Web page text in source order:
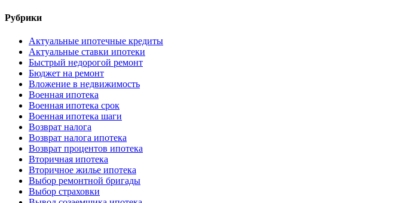
Рубрики
Актуальные ипотечные кредиты
Актуальные ставки ипотеки
Быстрый недорогой ремонт
Бюджет на ремонт
Вложение в недвижимость
Военная ипотека
Военная ипотека срок
Военная ипотека шаги
Возврат налога
Возврат налога ипотека
Возврат процентов ипотека
Вторичная ипотека
Вторичное жилье ипотека
Выбор ремонтной бригады
Выбор страховки